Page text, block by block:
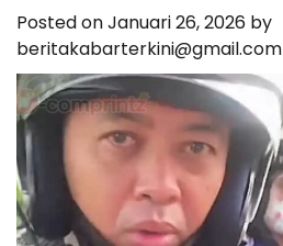
Posted onJanuari 26, 2026 by
beritakabarterkini@gmail.com